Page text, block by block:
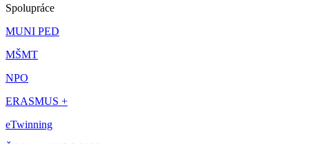
Spolupráce
MUNI PED
MŠMT
NPO
ERASMUS +
eTwinning